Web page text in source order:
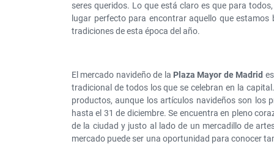
seres queridos. Lo que está claro es que para
lugar perfecto para encontrar aquello que
tradiciones de esta época del año.
El mercado navideño de la Plaza Mayor de Madrid
tradicional de todos los que se celebran en la
productos, aunque los artículos navideños son los
hasta el 31 de diciembre. Se encuentra en pleno
de la ciudad y justo al lado de un mercadillo de
mercado puede ser una oportunidad para conocer